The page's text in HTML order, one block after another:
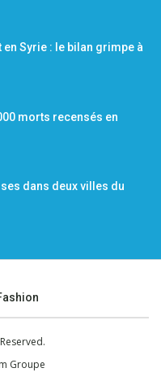
Syrie : le bilan grimpe à
morts recensés en
dans deux villes du
Groupe